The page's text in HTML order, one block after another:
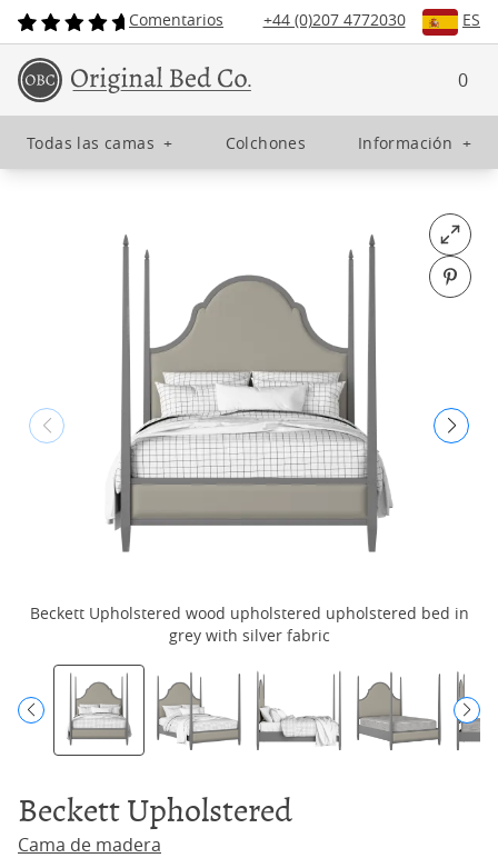
Comentarios +44 (0)207 4772030 ES
0
Todas las camas + Colchones Información +
Open
Pin
Beckett Upholstered wood upholstered upholstered bed in
grey with silver fabric
Beckett Upholstered
Cama de madera